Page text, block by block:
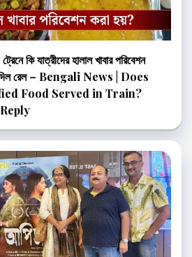
কি যাত্রীদের হালাল খাবার পরিবেশন
দিল রেল – Bengali News | Does
Food Served in Train?